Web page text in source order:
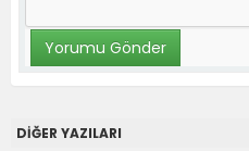
DİĞER YAZILARI